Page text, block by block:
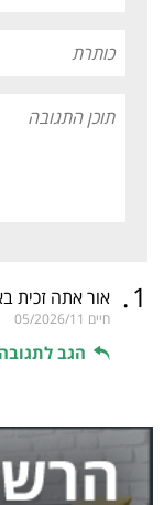
1
. אור אתה זכית
חיים 05/2026/11
הגב לתגובה